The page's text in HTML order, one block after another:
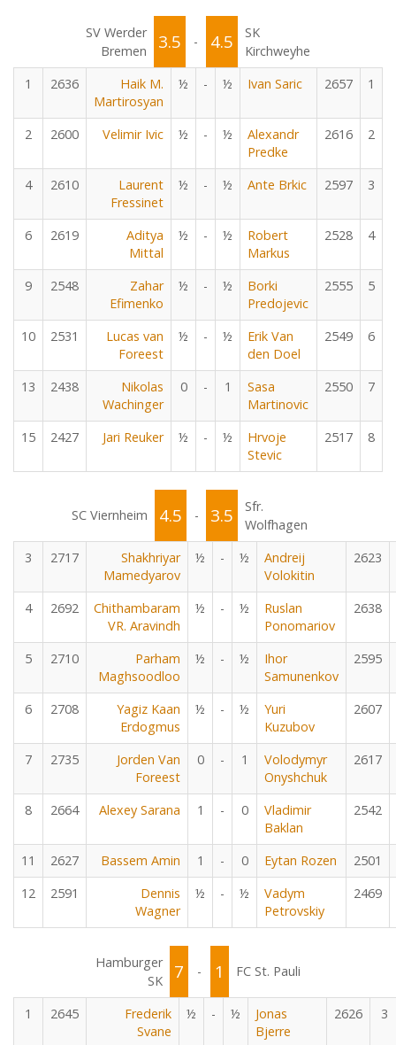
SV Werder
Bremen
3.5 - 4.5
SK
Kirchweyhe
1
2636
Haik M.
Martirosyan
½ - ½ Ivan Saric 2657 1
2 2600 Velimir Ivic ½ - ½
Alexandr
Predke
2616 2
4 2610
Laurent
Fressinet
½ - ½ Ante Brkic 2597 3
6 2619
Aditya
Mittal
½ - ½
Robert
Markus
2528 4
9 2548
Zahar
Efimenko
½ - ½
Borki
Predojevic
2555 5
10 2531
Lucas van
Foreest
½ - ½
Erik Van
den Doel
2549 6
13 2438
Nikolas
Wachinger
0 - 1
Sasa
Martinovic
2550 7
15 2427 Jari Reuker ½ - ½
Hrvoje
Stevic
2517 8
SC Viernheim 4.5 - 3.5
Sfr.
Wolfhagen
3
2717
Shakhriyar
Mamedyarov
½ - ½
Andreij
Volokitin
2623
4 2692
Chithambaram
VR. Aravindh
½ - ½
Ruslan
Ponomariov
2638
5 2710
Parham
Maghsoodloo
½ - ½
Ihor
Samunenkov
2595
6 2708
Yagiz Kaan
Erdogmus
½ - ½
Yuri
Kuzubov
2607
7 2735
Jorden Van
Foreest
0 - 1
Volodymyr
Onyshchuk
2617
8 2664 Alexey Sarana 1 - 0
Vladimir
Baklan
2542
11 2627 Bassem Amin 1 - 0 Eytan Rozen
2501
12
2591
Dennis
Wagner
½ - ½
Vadym
Petrovskiy
2469
Hamburger
SK
7 - 1 FC St. Pauli
1 2645
Frederik
Svane
½ - ½
Jonas
Bjerre
2626 3